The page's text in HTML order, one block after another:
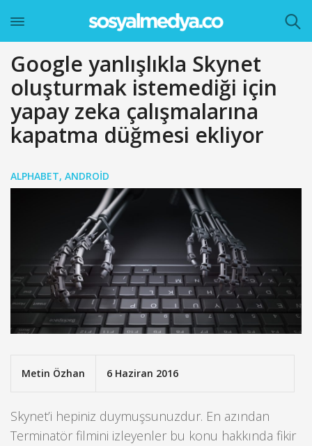
Google yanlışlıkla Skynet
oluşturmak istemediği için
yapay zeka çalışmalarına
kapatma düğmesi ekliyor
ALPHABET, ANDROID
Metin Özhan 6 Haziran 2016
Skynet’i hepiniz duymuşsunuzdur. En azından
Terminatör filmini izleyenler bu konu hakkında fikir